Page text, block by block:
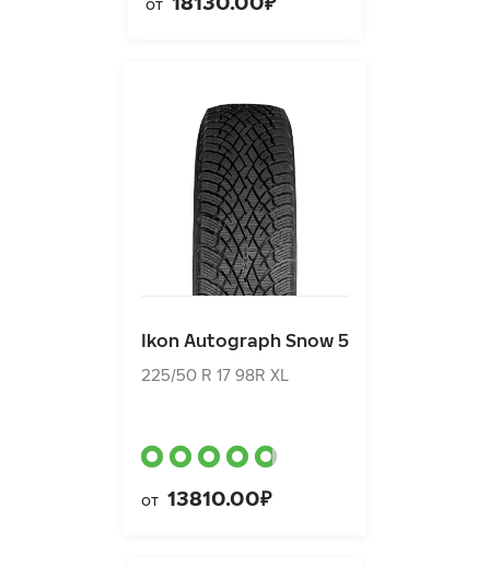
от
Ikon Autograph Snow 5
225/50 R 17 98R XL
от 13810.00₽
Ikon Autograph Snow 5
225/50 R 17 98R XL
от13810.00₽